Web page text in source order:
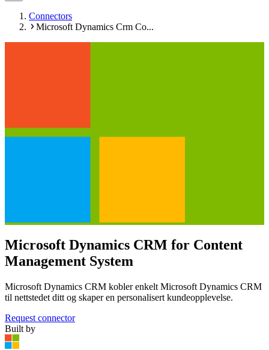
Connectors
Microsoft Dynamics Crm Co...
Microsoft Dynamics CRM for Content
Management System
Microsoft Dynamics CRM kobler enkelt Microsoft Dynamics CRM
til nettstedet ditt og skaper en personalisert kundeopplevelse.
Request connector
Built by